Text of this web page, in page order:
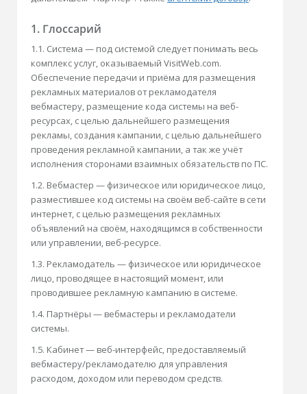
1. Глоссарий
1.1. Система — под системой следует понимать весь
комплекс услуг, оказываемый VisitWeb.com.
Обеспечение передачи и приёма для размещения
рекламных материалов от рекламодателя
вебмастеру, размещение кода системы на веб-
ресурсах, с целью дальнейшего размещения
рекламы, создания кампании, с целью дальнейшего
проведения рекламной кампании, а так же учёт
исполнения сторонами взаимных обязательств по ПС.
1.2. Вебмастер — физическое или юридическое лицо,
разместившее код системы на своём веб-сайте в сети
интернет, с целью размещения рекламных
объявлений на своём, находящимся в собственности
или управлении, веб-ресурсе.
1.3. Рекламодатель — физическое или юридическое
лицо, проводящее в настоящий момент, или
проводившее рекламную кампанию в системе.
1.4. Партнёры — вебмастеры и рекламодатели
системы.
1.5. Кабинет — веб-интерфейс, предоставляемый
вебмастеру/рекламодателю для управления
расходом, доходом или переводом средств.